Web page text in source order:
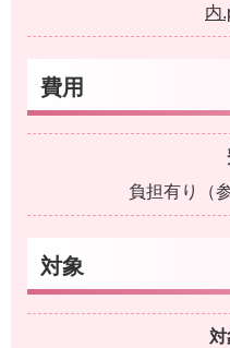
内
費用
負担有り（
対象
対